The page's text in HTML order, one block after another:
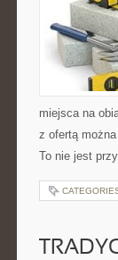
miejsca na
z ofertą
To nie jest